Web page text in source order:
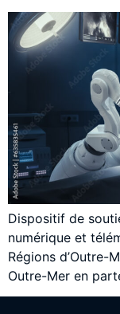
Dispositif de
numérique et
Régions d’Outre-
Outre-Mer en